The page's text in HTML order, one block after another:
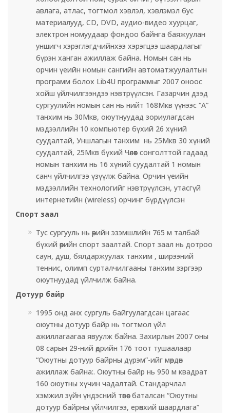
авлага, атлас, тогтмол хэвлэл, хэвлэмэл бус
материалууд, CD, DVD, аудио-видео хуурцаг,
электрон номуудаар фондоо байнга баяжуулан
уншигч хэрэглэгдчийнхээ хэрэгцээ шаардлагыг
бүрэн ханган ажиллаж байна. Номын сан нь
орчин үеийн номын сангийн автоматжуулалтын
программ болох Lib4U программыг 2007 оноос
хойш үйлчилгээндээ нэвтрүүлсэн. Газарчин дээд
сургуулийн номын сан нь нийт 168Мкв үүнээс “А”
танхим нь 30Мкв, оюутнуудад зориулагдсан
мэдээллийн 10 компьютер бүхий 26 хүний
суудалтай, Уншлагын танхим нь 25Мкв 30 хүний
суудалтай, 25Мкв бүхий Чөлөөт сонголттой гадаад
номын танхим нь 16 хүний суудалтай 1 номын
санч үйлчилгээ үзүүлж байна. Орчин үеийн
мэдээллийн технологийг нэвтрүүлсэн, утасгүй
интернетийн (wireless) орчинг бүрдүүлсэн
Спорт заал
Тус сургууль нь өөрийн эзэмшлийн 765 м талбай
бүхий өөрийн спорт заалтай. Спорт заал нь дотроо
саун, душ, бялдаржуулах танхим , ширээний
теннис, олимп сурталчилгааны танхим зэргээр
оюутнуудад үйлчилж байна.
Дотуур байр
1995 онд анх сургуль байгуулагдсан цагаас
оюутны дотуур байр нь тогтмол үйл
ажиллагаагаа явуулж байна. Захирлын 2007 оны
08 сарын 29-ний өдрийн 176 тоот тушаалаар
“Оюутны дотуур байрны дүрэм”-ийг мөрдөн
ажиллаж байна:. Оюутны байр нь 950 м квадрат
160 оюутны хүчин чадалтай. Стандарчлал
хэмжил зүйн үндэсний төвөөс баталсан “Оюутны
дотуур байрны үйлчилгээ, ерөнхий шаардлага”